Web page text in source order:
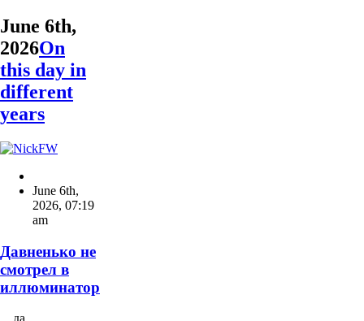
June 6th,
2026On
this day in
different
years
June 6th,
2026, 07:19
am
Давненько не
смотрел в
иллюминатор